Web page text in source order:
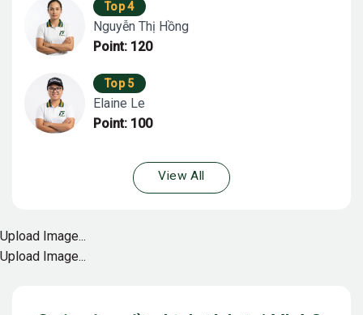
Top 4
Nguyễn Thị Hồng
Point: 120
Top 5
Elaine Le
Point: 100
View All
Upload Image...
Upload Image...